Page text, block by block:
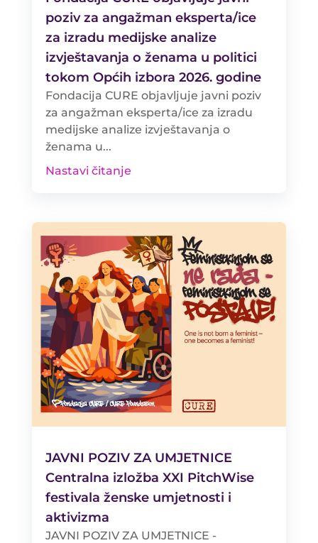
poziv za angažman eksperta/ice
za izradu medijske analize
izvještavanja o ženama u politici
tokom Općih izbora 2026. godine
Fondacija CURE objavljuje javni poziv
za angažman eksperta/ice za izradu
medijske analize izvještavanja o
ženama u...
Nastavi čitanje
JAVNI POZIV ZA UMJETNICE
Centralna izložba XXI PitchWise
festivala ženske umjetnosti i
aktivizma
JAVNI POZIV ZA UMJETNICE -